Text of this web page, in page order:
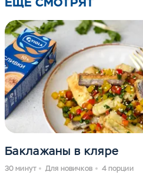
Баклажаны в кляре
30 минут Для новичков 4 порции